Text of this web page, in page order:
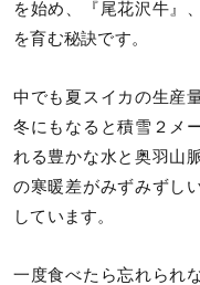
を始め、『尾花沢牛』
を育む秘訣です。
中でも夏スイカの生産
冬にもなると積雪２メ
れる豊かな水と奥羽山
の寒暖差がみずみずし
しています。
一度食べたら忘れられ